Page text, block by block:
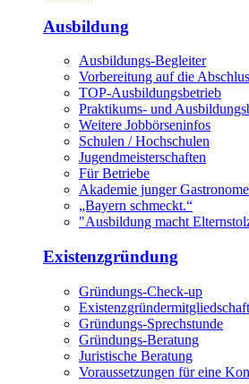
Ausbildung
Ausbildungs-Begleiter
Vorbereitung auf die
TOP-Ausbildungsbetrieb
Praktikums- und
Weitere Jobbörseninfos
Schulen / Hochschulen
Jugendmeisterschaften
Für Betriebe
Akademie junger
„Bayern schmeckt.“
"Ausbildung macht
Existenzgründung
Gründungs-Check-up
Existenzgründermitgliedschaft
Gründungs-Sprechstunde
Gründungs-Beratung
Juristische Beratung
Voraussetzungen für eine